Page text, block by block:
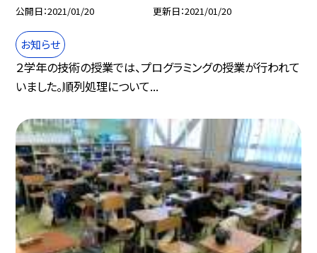
公開日 2021/01/20 更新日 2021/01/20
お知らせ
２学年の技術の授業では、プログラミングの授業が行われて
いました。順列処理について...